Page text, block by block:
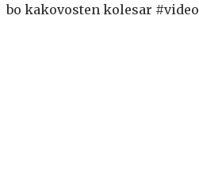
bo kakovosten kolesar #video